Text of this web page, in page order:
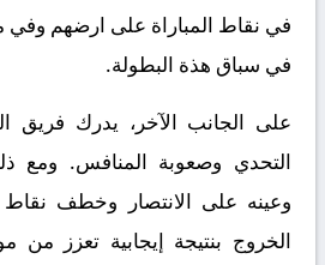
في نقاط المباراة على ارضهم وفي
في سباق هذة البطولة.
على الجانب الآخر، يدرك فريق
التحدي وصعوبة المنافس. ومع
وعينه على الانتصار وخطف نقاط
الخروج بنتيجة إيجابية تعزز من